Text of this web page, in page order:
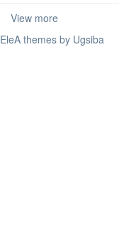
View more
EleA themes by Ugsiba